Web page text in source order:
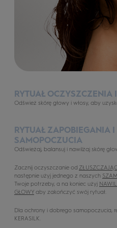
RYTUAŁ OCZYSZCZENIA
Odśwież skórę głowy i włosy, aby
RYTUAŁ ZAPOBIEGANIA I
SAMOPOCZUCIA
Odświeżaj, balansuj i nawilżaj skórę
Zacznij oczyszczanie od
następnie użyj jednego z naszych
Twoje potrzeby, a na koniec użyj
GŁOWY aby zakończyć swój rytuał.
Dla ochrony i dobrego samopoczucia,
KERASILK.